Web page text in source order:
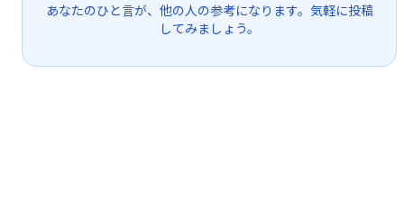
あなたのひと言が、他の人の参考になります。気軽に投稿
してみましょう。